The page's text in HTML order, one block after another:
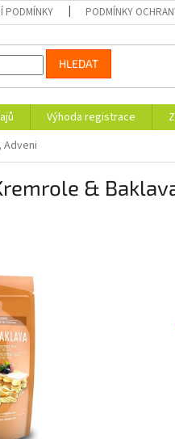
PODMÍNKY PODMÍNKY
HLEDAT
Výhoda registrace
Adveni
&